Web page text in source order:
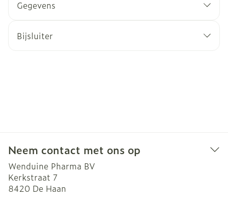
Gegevens
Bijsluiter
Neem contact met ons op
Wenduine Pharma BV
Kerkstraat 7
8420 De Haan